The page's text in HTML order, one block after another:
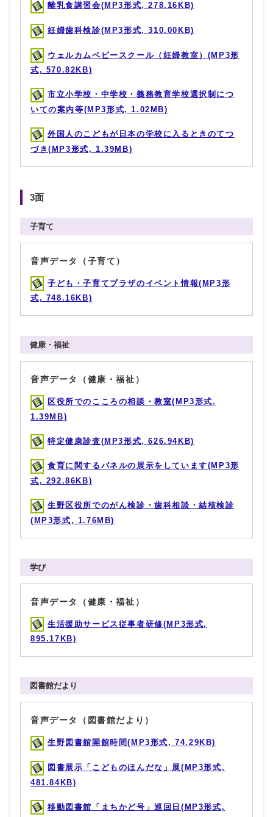
離乳食講習会(MP3形式, 278.16KB)
妊婦歯科検診(MP3形式, 310.00KB)
ウェルカムベビースクール（妊婦教室）(MP3形
式, 570.82KB)
市立小学校・中学校・義務教育学校選択制につ
いての案内等(MP3形式, 1.02MB)
外国人のこどもが日本の学校に入るときのてつ
づき(MP3形式, 1.39MB)
3面
子育て
音声データ（子育て）
子ども・子育てプラザのイベント情報(MP3形
式, 748.16KB)
健康・福祉
音声データ（健康・福祉）
区役所でのこころの相談・教室(MP3形式,
1.39MB)
特定健康診査(MP3形式, 626.94KB)
食育に関するパネルの展示をしています(MP3形
式, 292.86KB)
生野区役所でのがん検診・歯科相談・結核検診
(MP3形式, 1.76MB)
学び
音声データ（健康・福祉）
生活援助サービス従事者研修(MP3形式,
895.17KB)
図書館だより
音声データ（図書館だより）
生野図書館開館時間(MP3形式, 74.29KB)
図書展示「こどものほんだな」展(MP3形式,
481.84KB)
移動図書館「まちかど号」巡回日(MP3形式,